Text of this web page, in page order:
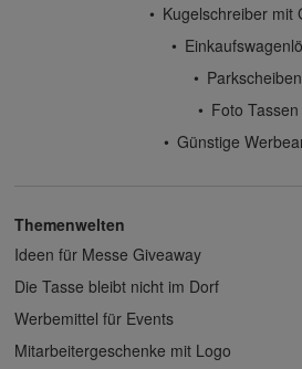
Kugelschreiber mit
Parkscheiben
Foto Tassen
Günstige
Themenwelten
Ideen für Messe Giveaway
Die Tasse bleibt nicht im Dorf
Werbemittel für Events
Mitarbeitergeschenke mit Logo